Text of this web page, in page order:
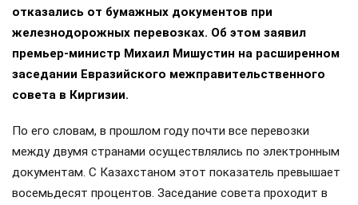
отказались от бумажных документов при
железнодорожных перевозках. Об этом заявил
премьер-министр Михаил Мишустин на расширенном
заседании Евразийского межправительственного
совета в Киргизии.
По его словам, в прошлом году почти все перевозки
между двумя странами осуществлялись по электронным
документам. С Казахстаном этот показатель превышает
восемьдесят процентов. Заседание совета проходит в